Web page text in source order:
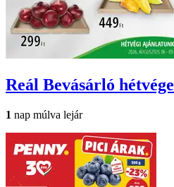
Reál Bevásárló hétvége
1 nap múlva lejár